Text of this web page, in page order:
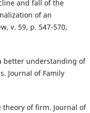
and fall of the
of an
v. 59, p. 547-570,
a better understanding of
Journal of Family
theory of firm. Journal of